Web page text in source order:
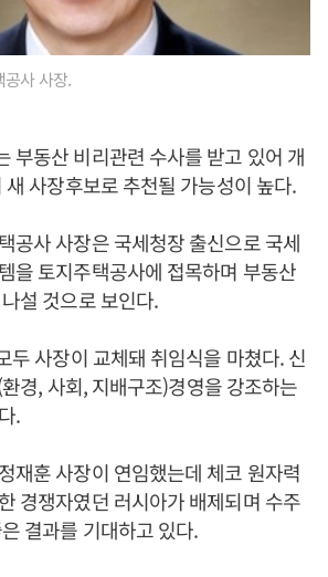
사 사장.
부동산 비리관련 수사를 받고 있어 개
사장후보로 추천될 가능성이 높다.
공사 사장은 국세청장 출신으로 국세
을 토지주택공사에 접목하며 부동산
설 것으로 보인다.
두 사장이 교체돼 취임식을 마쳤다. 신
경, 사회, 지배구조)경영을 강조하는
.
재훈 사장이 연임했는데 체코 원자력
경쟁자였던 러시아가 배제되며 수주
결과를 기대하고 있다.